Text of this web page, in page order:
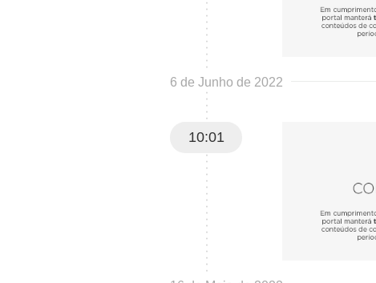
6 de Junho de 2022
10:01